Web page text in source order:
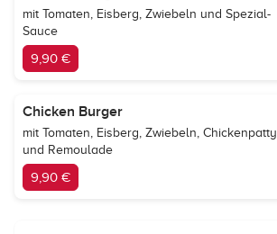
mit Tomaten, Eisberg, Zwiebeln und Spezial-
Sauce
9,90 €
Chicken Burger
mit Tomaten, Eisberg, Zwiebeln, Chickenpatty
und Remoulade
9,90 €